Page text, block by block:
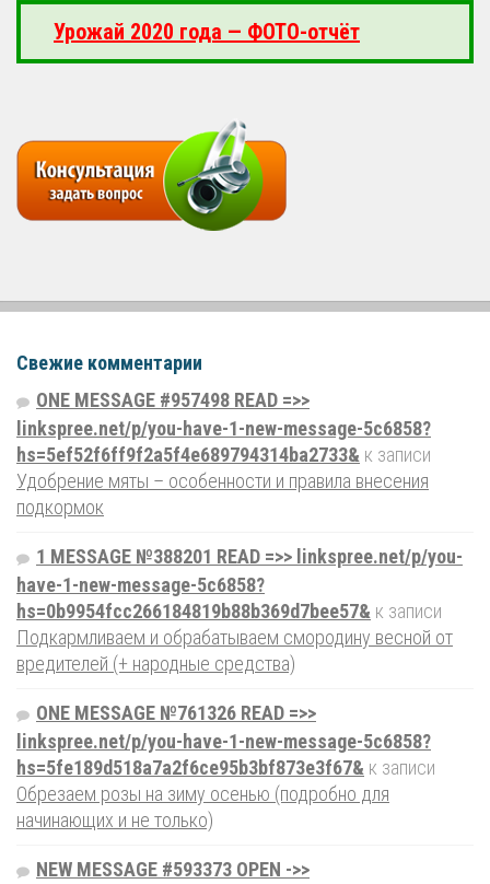
Урожай 2020 года — ФОТО-отчёт
Свежие комментарии
ONE MESSAGE #957498 READ =>>
linkspree.net/p/you-have-1-new-message-5c6858?
hs=5ef52f6ff9f2a5f4e689794314ba2733& к записи
Удобрение мяты – особенности и правила внесения
подкормок
1 MESSAGE №388201 READ =>> linkspree.net/p/you-
have-1-new-message-5c6858?
hs=0b9954fcc266184819b88b369d7bee57& к записи
Подкармливаем и обрабатываем смородину весной от
вредителей (+ народные средства)
ONE MESSAGE №761326 READ =>>
linkspree.net/p/you-have-1-new-message-5c6858?
hs=5fe189d518a7a2f6ce95b3bf873e3f67& к записи
Обрезаем розы на зиму осенью (подробно для
начинающих и не только)
NEW MESSAGE #593373 OPEN ->>